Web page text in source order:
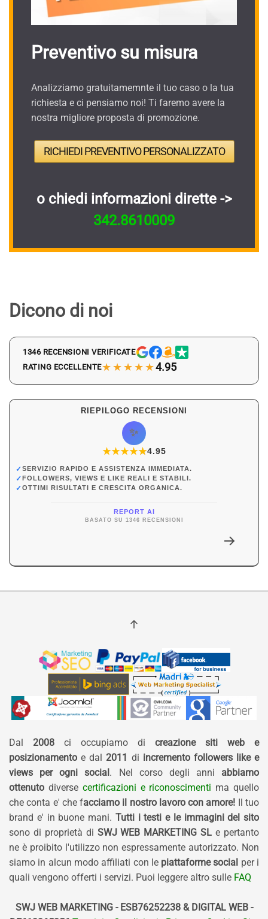
Preventivo su misura
Analizziamo gratuitamemnte il tuo caso o la tua
richiesta e ci pensiamo noi! Ti faremo avere la
nostra migliore proposta di promozione.
RICHIEDI PREVENTIVO PERSONALIZZATO
o chiedi informazioni dirette ->
342.8610009
Dicono di noi
1346 RECENSIONI VERIFICATE
RATING ECCELLENTE★★★★★4.95
RIEPILOGO RECENSIONI
✨
★★★★★
★4.95
✓SERVIZIO RAPIDO E ASSISTENZA IMMEDIATA.
✓FOLLOWERS, VIEWS E LIKE REALI E STABILI.
✓OTTIMI RISULTATI E CRESCITA ORGANICA.
REPORT AI
BASATO SU 1346 RECENSIONI
Dal 2008 ci occupiamo di creazione siti web e
posizionamento e dal 2011 di incremento followers like e
views per ogni social. Nel corso degli anni abbiamo
ottenuto diverse certificazioni e riconoscimenti ma quello
che conta e' che facciamo il nostro lavoro con amore! Il tuo
brand e' in buone mani. Tutti i testi e le immagini del sito
sono di proprietà di SWJ WEB MARKETING SL e pertanto
ne è proibito l'utilizzo non espressamente autorizzato. Non
siamo in alcun modo affiliati con le piattaforme social per i
quali vengono offerti i servizi. Puoi leggere altro sulle FAQ
SWJ WEB MARKETING - ESB76252238 & DIGITAL WEB -